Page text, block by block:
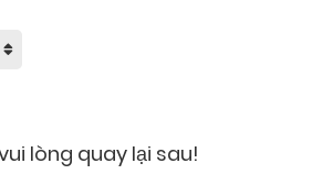
lòng quay lại sau!